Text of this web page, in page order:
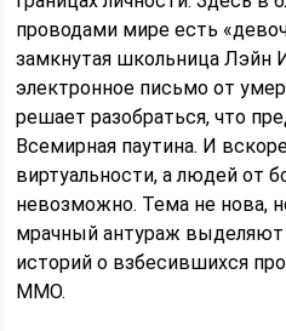
проводами мире есть
замкнутая школьница Лэйн
электронное письмо от
решает разобраться, что
Всемирная паутина. И
виртуальности, а людей от
невозможно. Тема не нова,
мрачный антураж выделяют
историй о взбесившихся
ММО.